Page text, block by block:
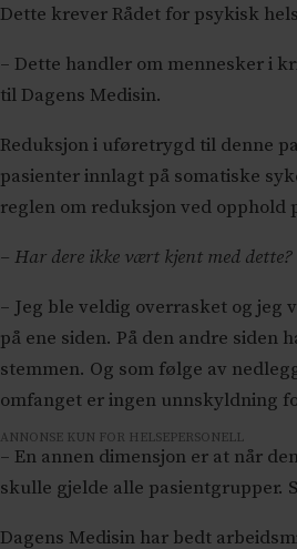
Dette krever Rådet for psykisk
– Dette handler om mennesker i
til Dagens Medisin.
Reduksjon i uføretrygd til denne
pasienter innlagt på somatiske
reglen om reduksjon ved
– Har dere ikke vært kjent med dette?
– Jeg ble veldig overrasket og
på ene siden. På den andre siden
stemmen. Og som følge av
omfanget er ingen unnskyldning
ANNONSE KUN FOR HELSEPERSONELL
– En annen dimensjon er at når
skulle gjelde alle pasientgrupper.
Dagens Medisin har bedt